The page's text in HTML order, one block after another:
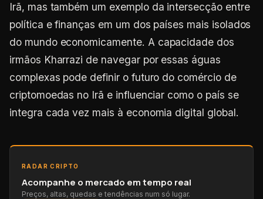
Irã, mas também um exemplo da intersecção entre
política e finanças em um dos países mais isolados
do mundo economicamente. A capacidade dos
irmãos Kharrazi de navegar por essas águas
complexas pode definir o futuro do comércio de
criptomoedas no Irã e influenciar como o país se
integra cada vez mais à economia digital global.
RADAR CRIPTO
Acompanhe o mercado em tempo real
Preços, altas, quedas e tendências num só lugar.